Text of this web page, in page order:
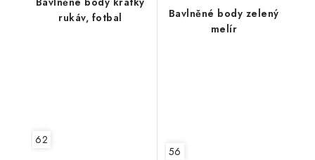
rukáv, fotbal
62
Bavlněné body zelený
melír
56